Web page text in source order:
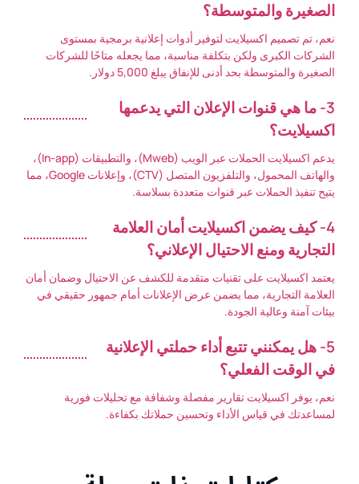
الصغيرة والمتوسطة؟
نعم، تم تصميم اكسيلايت لتوفير أدوات إعلانية برمجية بمستوى
الشركات الكبرى ولكن بتكلفة مناسبة، مما يجعله متاحًا للشركات
الصغيرة والمتوسطة بحد أدنى للإنفاق يبلغ 5,000 دولار.
3- ما هي قنوات الإعلان التي يدعمها
اكسيلايت؟
يدعم اكسيلايت الحملات عبر الويب (Mweb)، والتطبيقات (In-app)،
والهاتف المحمول، والتلفزيون المتصل (CTV)، وإعلانات Google، مما
يتيح تنفيذ الحملات عبر قنوات متعددة بسلاسة.
4- كيف يضمن اكسيلايت أمان العلامة
التجارية ومنع الاحتيال الإعلاني؟
يعتمد اكسيلايت على تقنيات متقدمة للكشف عن الاحتيال وضمان أمان
العلامة التجارية، مما يضمن عرض الإعلانات أمام جمهور حقيقي في
بيئات آمنة وعالية الجودة.
5- هل يمكنني تتبع أداء حملتي الإعلانية
في الوقت الفعلي؟
نعم، يوفر اكسيلايت تقارير مفصلة وشفافة مع تحليلات فورية
لمساعدتك في قياس الأداء وتحسين حملاتك بكفاءة.